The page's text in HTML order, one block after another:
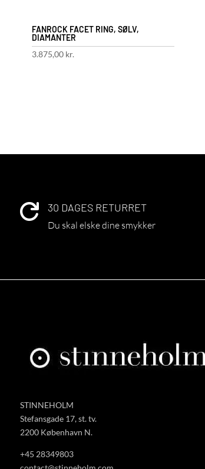
FANROCK FACET RING, SØLV,
DIAMANTER
3.875,00 kr.
 30 DAGES RETURRET
Du skal elske dine smykker
STINNEHOLM
Stefansgade 17, st. tv.
2200 København N.
+45 28349803